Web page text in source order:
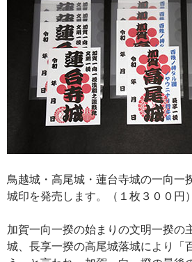
鳥越城・高尾城・蓮台寺城の一向一
城印を発売します。（１枚３００円）
加賀一向一揆の始まりの文明一揆の
城、長享一揆の高尾城落城により「